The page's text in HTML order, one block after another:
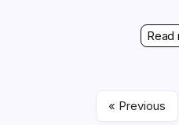
Read
« Previous